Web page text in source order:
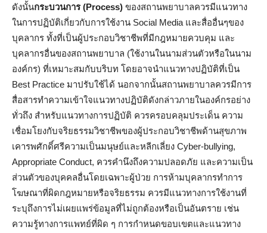
ดังนั้นกระบวนการ (Process) ของสถานพยาบาลควรมีแนวทาง
ในการปฏิบัติเกี่ยวกับการใช้งาน Social Media และสื่ออื่นๆของ
บุคลากร ทั้งที่เป็นผู้ประกอบวิชาชีพที่มีกฎหมายควบคุม และ
บุคลากรอื่นของสถานพยาบาล (ใช้งานในนามส่วนตัวหรือในนาม
องค์กร) ที่เหมาะสมกับบริบท โดยอาจนำแนวทางปฏิบัติที่เป็น
Best Practice มาปรับใช้ได้ นอกจากนั้นสถานพยาบาลควรมีการ
สื่อสารทำความเข้าใจแนวทางปฏิบัติดังกล่าวภายในองค์กรอย่าง
ทั่วถึง สำหรับแนวทางการปฏิบัติ ควรครอบคลุมประเด็น ความ
เชื่อมโยงกับจริยธรรมวิชาชีพของผู้ประกอบวิชาชีพด้านสุขภาพ
เคารพศักดิ์ศรีความเป็นมนุษย์และหลีกเลี่ยง Cyber-bullying,
Appropriate Conduct, ควรคำนึงถึงความปลอดภัย และความเป็น
ส่วนตัวของบุคคลอื่นโดยเฉพาะผู้ป่วย การห้ามบุคลากรทำการ
โฆษณาที่ผิดกฎหมายหรือจริยธรรม ควรมีแนวทางการใช้งานที่
ระบุถึงการไม่เผยแพร่ข้อมูลที่ไม่ถูกต้องหรือเป็นอันตราย เช่น
ความรู้ทางการแพทย์ที่ผิด ๆ การกำหนดขอบเขตและแนวทาง